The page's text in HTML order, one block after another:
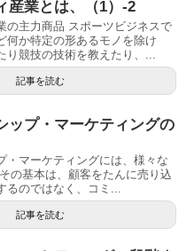
産業とは、（1）-2
の主力商品 スポーツビジネスで
何か特定の形あるモノを除け
り競技の技術を教えたり、...
記事を読む
ップ・マーケティングの
・マーケティングには、様々な
の基本は、顧客をたんに売り込
るのではなく、コミ...
記事を読む